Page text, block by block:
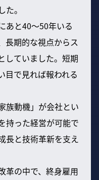
。
あと40〜50年いる
長期的な視点からス
していました。短期
目で見れば報われる
族動機」が会社とい
持った経営が可能で
長と技術革新を支え
革の中で、終身雇用